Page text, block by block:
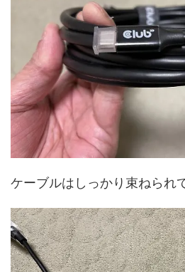
ケーブルはしっかり束ねられ